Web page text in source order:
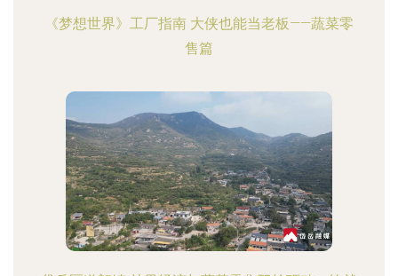
《梦想世界》工厂指南 大侠也能当老板——蔬菜零
售篇